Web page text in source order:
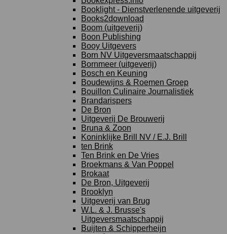
Booklight - Dienstverlenende uitgeverij
Books2download
Boom (uitgeverij)
Boon Publishing
Booy Uitgevers
Born NV Uitgeversmaatschappij
Bornmeer (uitgeverij)
Bosch en Keuning
Boudewijns & Roemen Groep
Bouillon Culinaire Journalistiek
Brandarispers
De Bron
Uitgeverij De Brouwerij
Bruna & Zoon
Koninklijke Brill NV / E.J. Brill
ten Brink
Ten Brink en De Vries
Broekmans & Van Poppel
Brokaat
De Bron, Uitgeverij
Brooklyn
Uitgeverij van Brug
W.L. & J. Brusse's
Uitgeversmaatschappij
Buijten & Schipperheijn